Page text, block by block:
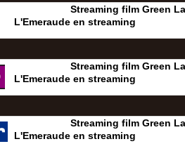
Streaming film Green
L'Emeraude en streaming
Streaming film Green
L'Emeraude en streaming
Streaming film Green
L'Emeraude en streaming